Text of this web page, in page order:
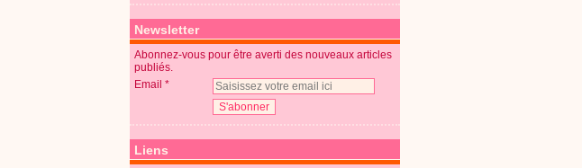
Newsletter
Abonnez-vous pour être averti des nouveaux articles
publiés.
Email
Liens